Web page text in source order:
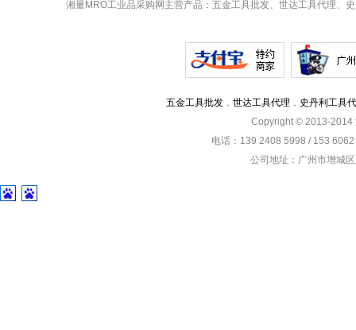
湘量MRO工业品采购网主营产品：五金工具批发、世达工具代理、
五金工具批发 ， 世达工具代理 ， 史丹利工具
Copyright © 2013-2014
电话：139 2408 5998 / 153
公司地址：广州市增城